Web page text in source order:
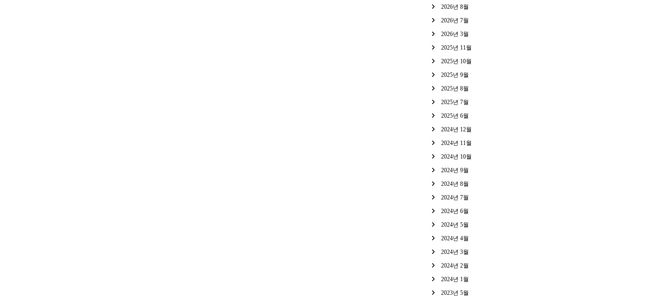
2026년 8월
2026년 7월
2026년 3월
2025년 11월
2025년 10월
2025년 9월
2025년 8월
2025년 7월
2025년 6월
2024년 12월
2024년 11월
2024년 10월
2024년 9월
2024년 8월
2024년 7월
2024년 6월
2024년 5월
2024년 4월
2024년 3월
2024년 2월
2024년 1월
2023년 5월